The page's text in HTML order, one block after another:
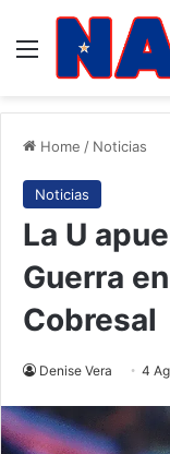
Menu
Home / Noticias
Noticias
La U
Guerra
Cobresal
Denise Vera 4